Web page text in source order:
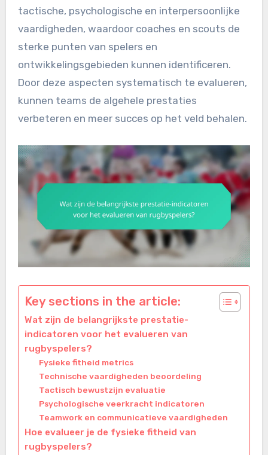
tactische, psychologische en interpersoonlijke
vaardigheden, waardoor coaches en scouts de
sterke punten van spelers en
ontwikkelingsgebieden kunnen identificeren.
Door deze aspecten systematisch te evalueren,
kunnen teams de algehele prestaties
verbeteren en meer succes op het veld behalen.
Key sections in the article:
Wat zijn de belangrijkste prestatie-
indicatoren voor het evalueren van
rugbyspelers?
Fysieke fitheid metrics
Technische vaardigheden beoordeling
Tactisch bewustzijn evaluatie
Psychologische veerkracht indicatoren
Teamwork en communicatieve vaardigheden
Hoe evalueer je de fysieke fitheid van
rugbyspelers?